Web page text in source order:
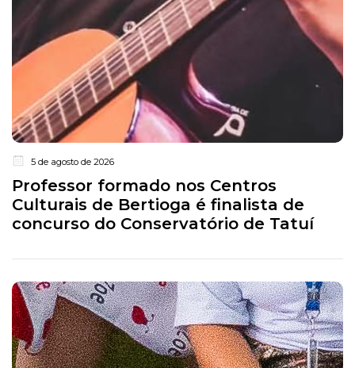
5 de agosto de 2026
Professor formado nos Centros
Culturais de Bertioga é finalista de
concurso do Conservatório de Tatuí